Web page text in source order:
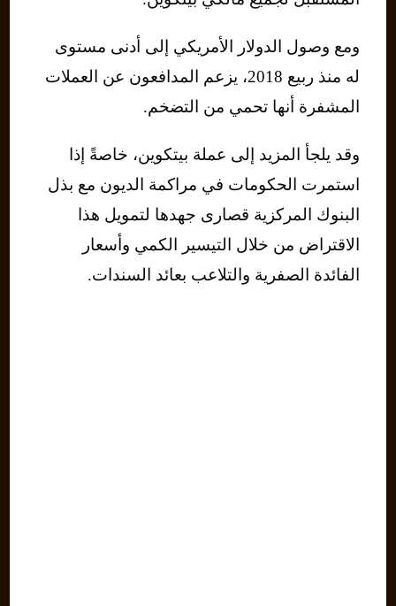
ومع وصول الدولار الأمريكي إلى أدنى مستوى
له منذ ربيع 2018، يزعم المدافعون عن العملات
المشفرة أنها تحمي من التضخم.
وقد يلجأ المزيد إلى عملة بيتكوين، خاصةً إذا
استمرت الحكومات في مراكمة الديون مع بذل
البنوك المركزية قصارى جهدها لتمويل هذا
الاقتراض من خلال التيسير الكمي وأسعار
الفائدة الصفرية والتلاعب بعائد السندات.